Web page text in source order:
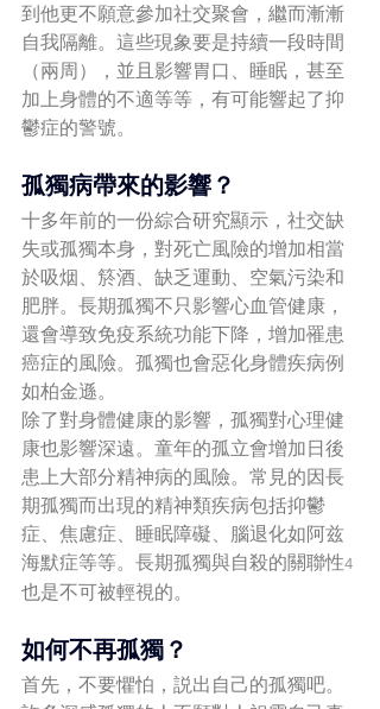
到他更不願意參加社交聚會，繼而漸漸
自我隔離。這些現象要是持續一段時間
（兩周），並且影響胃口、睡眠，甚至
加上身體的不適等等，有可能響起了抑
鬱症的警號。
孤獨病帶來的影響？
十多年前的一份綜合研究顯示，社交缺
失或孤獨本身，對死亡風險的增加相當
於吸烟、箊酒、缺乏運動、空氣污染和
肥胖。長期孤獨不只影響心血管健康，
還會導致免疫系統功能下降，增加罹患
癌症的風險。孤獨也會惡化身體疾病例
如柏金遜。
除了對身體健康的影響，孤獨對心理健
康也影響深遠。童年的孤立會增加日後
患上大部分精神病的風險。常見的因長
期孤獨而出現的精神類疾病包括抑鬱
症、焦慮症、睡眠障礙、腦退化如阿兹
海默症等等。長期孤獨與自殺的關聯性4
也是不可被輕視的。
如何不再孤獨？
首先，不要懼怕，説出自己的孤獨吧。